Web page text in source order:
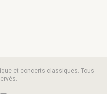
et concerts classiques. Tous